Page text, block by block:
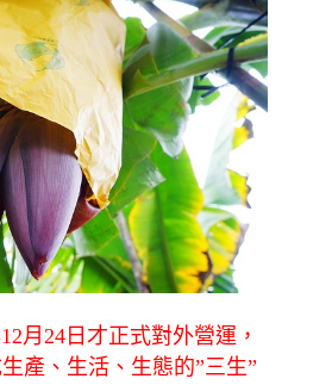
月24日才正式對外營運，
產、生活、生態的”三生”